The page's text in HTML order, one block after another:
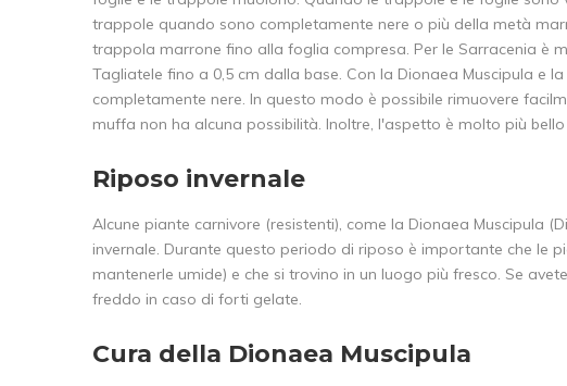
trappole quando sono completamente nere o più della metà
trappola marrone fino alla foglia compresa. Per le Sarracenia è
Tagliatele fino a 0,5 cm dalla base. Con la Dionaea Muscipula e la
completamente nere. In questo modo è possibile rimuovere
muffa non ha alcuna possibilità. Inoltre, l'aspetto è molto più
Riposo invernale
Alcune piante carnivore (resistenti), come la Dionaea Muscipula
invernale. Durante questo periodo di riposo è importante che le
mantenerle umide) e che si trovino in un luogo più fresco. Se
freddo in caso di forti gelate.
Cura della Dionaea Muscipula